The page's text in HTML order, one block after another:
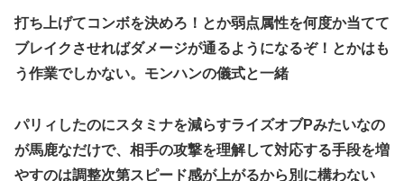
打ち上げてコンボを決めろ！とか弱点属性を何度か当てて
ブレイクさせればダメージが通るようになるぞ！とかはも
う作業でしかない。モンハンの儀式と一緒
パリィしたのにスタミナを減らすライズオブPみたいなの
が馬鹿なだけで、相手の攻撃を理解して対応する手段を増
やすのは調整次第スピード感が上がるから別に構わない